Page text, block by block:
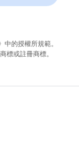
中的授權所規範。
標或註冊商標。